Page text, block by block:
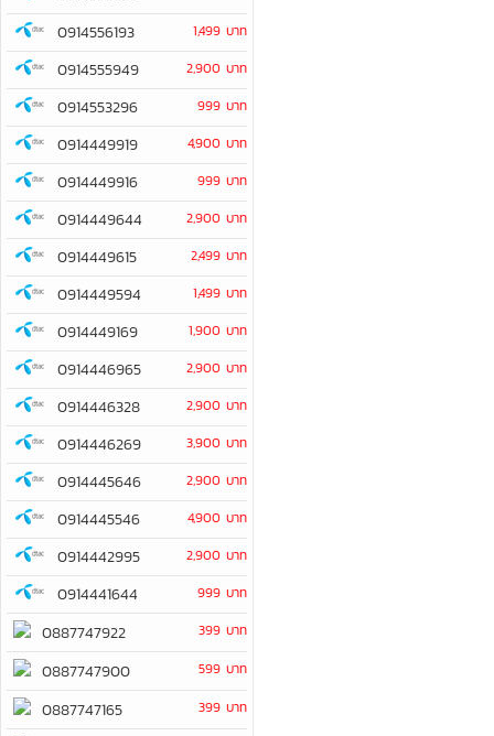
0914556193 1,499 บาท
0914555949 2,900 บาท
0914553296 999 บาท
0914449919 4,900 บาท
0914449916 999 บาท
0914449644 2,900 บาท
0914449615 2,499 บาท
0914449594 1,499 บาท
0914449169 1,900 บาท
0914446965 2,900 บาท
0914446328 2,900 บาท
0914446269 3,900 บาท
0914445646 2,900 บาท
0914445546 4,900 บาท
0914442995 2,900 บาท
0914441644 999 บาท
0887747922 399 บาท
0887747900 599 บาท
0887747165 399 บาท